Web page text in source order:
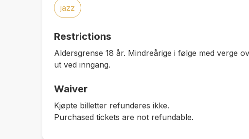
jazz
Restrictions
Aldersgrense 18 år. Mindreårige i følge med verge
ut ved inngang.
Waiver
Kjøpte billetter refunderes ikke.
Purchased tickets are not refundable.